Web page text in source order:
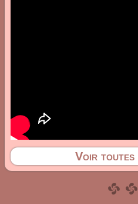
Voir toutes